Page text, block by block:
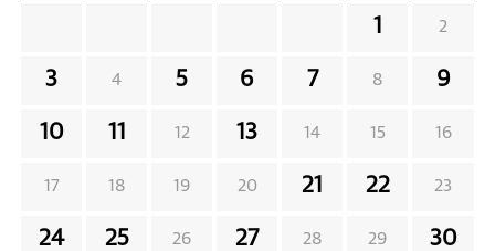
1 2
3 4 5 6 7 8 9
10 11 12 13 14 15 16
17 18 19 20 21 22 23
24 25 26 27 28 29 30